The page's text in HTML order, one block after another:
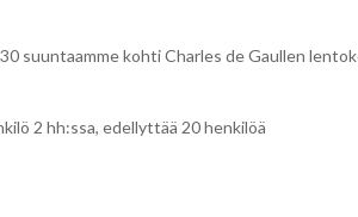
suuntaamme kohti Charles de Gaullen
2 hh:ssa, edellyttää 20 henkilöä